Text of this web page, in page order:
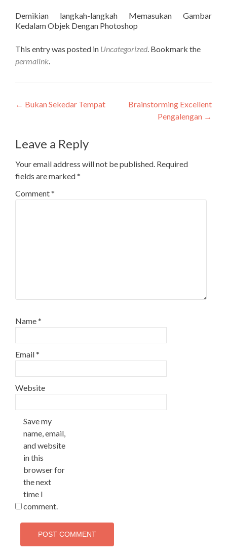
Demikian langkah-langkah Memasukan Gambar
Kedalam Objek Dengan Photoshop
This entry was posted in Uncategorized. Bookmark the
permalink.
Post
← Bukan Sekedar Tempat
Brainstorming Excellent
Pengalengan →
Leave a Reply
Your email address will not be published. Required
fields are marked*
Comment*
Name*
Email*
Website
Save my
name, email,
and website
in this
browser for
the next
time I
comment.